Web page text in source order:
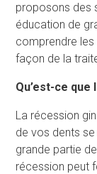
proposons des
éducation de
comprendre
façon de la
Qu’est-ce que
La récession
de vos dents
grande partie
récession peut